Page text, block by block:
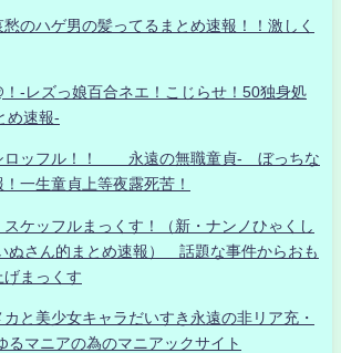
のハゲ男の髪ってるまとめ速報！！激しく
！-レズっ娘百合ネエ！こじらせ！50独身処
め速報-
ロッフル！！ 永遠の無職童貞- ぼっちな
一生童貞上等夜露死苦！
ケッフルまっくす！（新・ナンノひゃくし
ぬさん的まとめ速報） 話題な事件からおも
げまっくす
と美少女キャラだいすき永遠の非リア充・
るマニアの為のマニアックサイト